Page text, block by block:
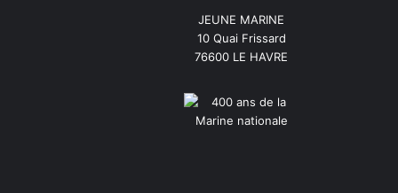
JEUNE MARINE
10 Quai Frissard
76600 LE HAVRE